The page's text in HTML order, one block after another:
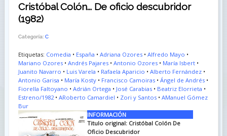
Cristóbal Colón... De oficio descubridor
(1982)
Categoría: C
Etiquetas: Comedia • España • Adriana Ozores• Alfredo Mayo •
Mariano Ozores• Andrés Pajares• Antonio Ozores• María Isbert•
Juanito Navarro • Luis Varela • Rafaela Aparicio • Alberto Fernández•
Antonio Garisa • María Kosty• Francisco Camoiras• Ángel de Andrés•
Fiorella Faltoyano • Adrián Ortega • José Carabias• Beatriz Elorrieta •
Estreno/1982• ARoberto Camardiel • Zori y Santos• AManuel Gómez
Bur
INFORMACIÓN
Titulo original: Cristóbal Colón De
Oficio Descubridor